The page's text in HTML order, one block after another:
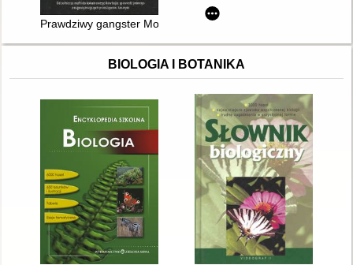
Prawdziwy gangster Moje życie : od żołnierza mafii do
BIOLOGIA I BOTANIKA